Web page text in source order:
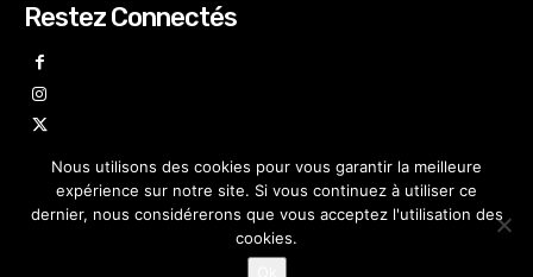
Restez Connectés
Nous utilisons des cookies pour vous garantir la meilleure
expérience sur notre site. Si vous continuez à utiliser ce
dernier, nous considérerons que vous acceptez l'utilisation des
cookies.